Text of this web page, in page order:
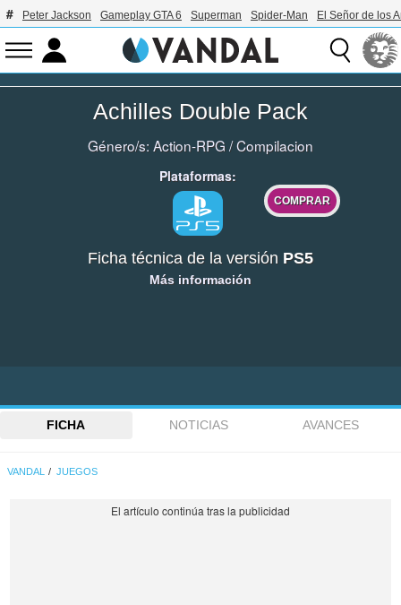
Peter Jackson Gameplay GTA 6 Superman Spider-Man El Señor de los
Achilles Double Pack
Género/s: Action-RPG /Compilacion
Plataformas:
COMPRAR
Ficha técnica de la versión PS5
Más información
FICHA NOTICIAS AVANCES
VANDAL JUEGOS